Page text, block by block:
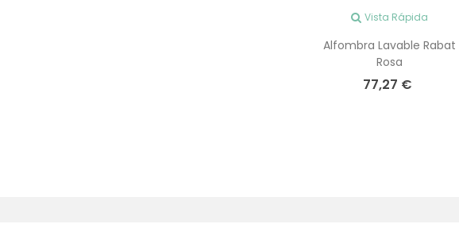
Vista Rápida
Alfombra Lavable Rabat
Rosa
77,27 €